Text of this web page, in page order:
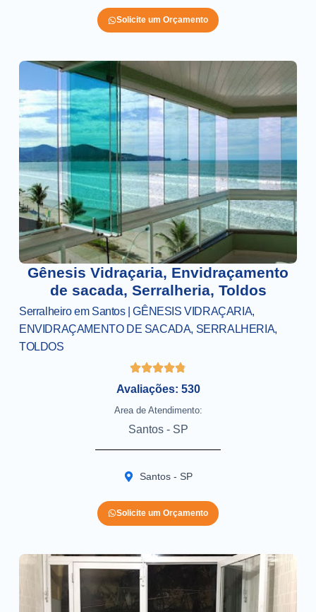
Solicite um Orçamento
Gênesis Vidraçaria, Envidraçamento
de sacada, Serralheria, Toldos
Serralheiro em Santos | GÊNESIS VIDRAÇARIA,
ENVIDRAÇAMENTO DE SACADA, SERRALHERIA,
TOLDOS
Avaliações: 530
Area de Atendimento:
Santos - SP
Santos - SP
Solicite um Orçamento